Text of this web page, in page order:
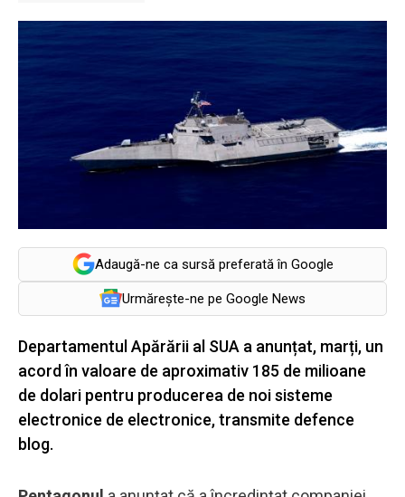
Adaugă-ne ca sursă preferată în Google
Urmărește-ne pe Google News
Departamentul Apărării al SUA a anunțat, marți, un
acord în valoare de aproximativ 185 de milioane
de dolari pentru producerea de noi sisteme
electronice de electronice, transmite defence
blog.